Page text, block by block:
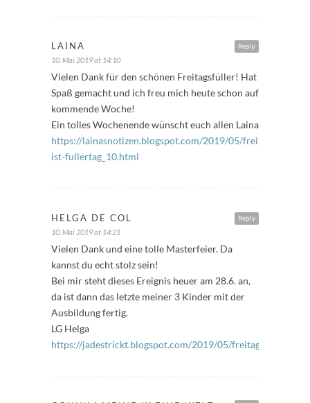
Reply
LAINA
10. Mai 2019 at 14:10
Vielen Dank für den schönen Freitagsfüller! Hat
Spaß gemacht und ich freu mich heute schon auf
kommende Woche!
Ein tolles Wochenende wünscht euch allen Laina
https://lainasnotizen.blogspot.com/2019/05/freitag-
ist-fullertag_10.html
Reply
HELGA DE COL
10. Mai 2019 at 14:21
Vielen Dank und eine tolle Masterfeier. Da
kannst du echt stolz sein!
Bei mir steht dieses Ereignis heuer am 28.6. an,
da ist dann das letzte meiner 3 Kinder mit der
Ausbildung fertig.
LG Helga
https://jadestrickt.blogspot.com/2019/05/